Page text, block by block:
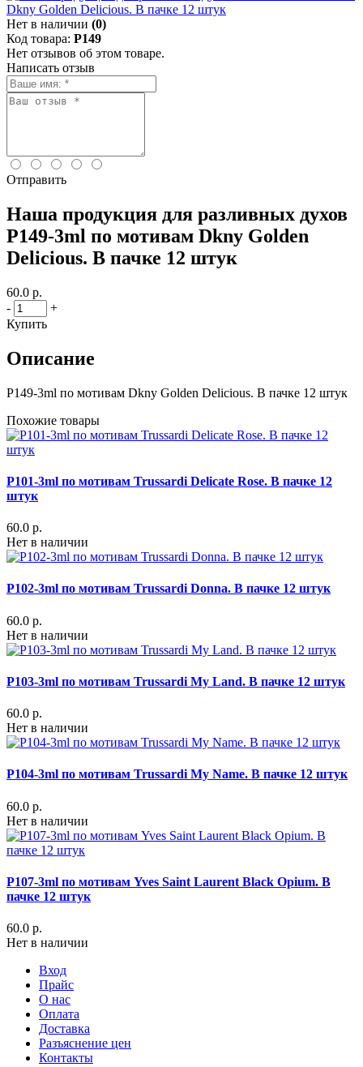
Нет в наличии (0)
Код товара: P149
Нет отзывов об этом товаре.
Написать отзыв
Отправить
Наша продукция для разливных духов
P149-3ml по мотивам Dkny Golden
Delicious. В пачке 12 штук
60.0 р.
-
+
Купить
Описание
P149-3ml по мотивам Dkny Golden Delicious. В пачке 12 штук
Похожие товары
P101-3ml по мотивам Trussardi Delicate Rose. В пачке 12
штук
60.0 р.
Нет в наличии
P102-3ml по мотивам Trussardi Donna. В пачке 12 штук
60.0 р.
Нет в наличии
P103-3ml по мотивам Trussardi My Land. В пачке 12 штук
60.0 р.
Нет в наличии
P104-3ml по мотивам Trussardi My Name. В пачке 12 штук
60.0 р.
Нет в наличии
P107-3ml по мотивам Yves Saint Laurent Black Opium. В
пачке 12 штук
60.0 р.
Нет в наличии
Вход
Прайс
О нас
Оплата
Доставка
Разъяснение цен
Контакты